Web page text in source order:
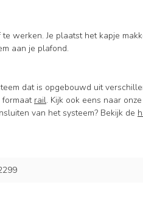
werken. Je plaatst het kapje
aan je plafond.
dat is opgebouwd uit
formaat rail. Kijk ook eens naar
van het systeem? Bekijk de